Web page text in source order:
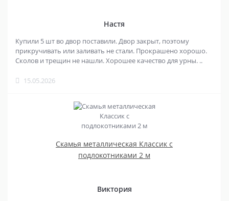
Настя
Купили 5 шт во двор поставили. Двор закрыт, поэтому
прикручивать или заливать не стали. Прокрашено хорошо.
Сколов и трещин не нашли. Хорошее качество для урны. ..
15.05.2026
Скамья металлическая Классик с
подлокотниками 2 м
Виктория